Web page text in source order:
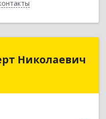
Николаевич
Николаевич
г, Н.Гусевой ул, 56А